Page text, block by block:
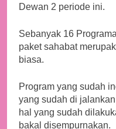
Dewan 2 periode ini.
Sebanyak 16
paket sahabat
biasa.
Program yang sudah
yang sudah di
hal yang sudah
bakal disempurnakan.